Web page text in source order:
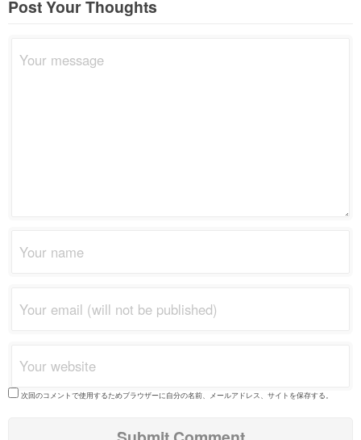
Post Your Thoughts
次回のコメントで使用するためブラウザーに自分の名前、メールアドレス、サイトを保存する。